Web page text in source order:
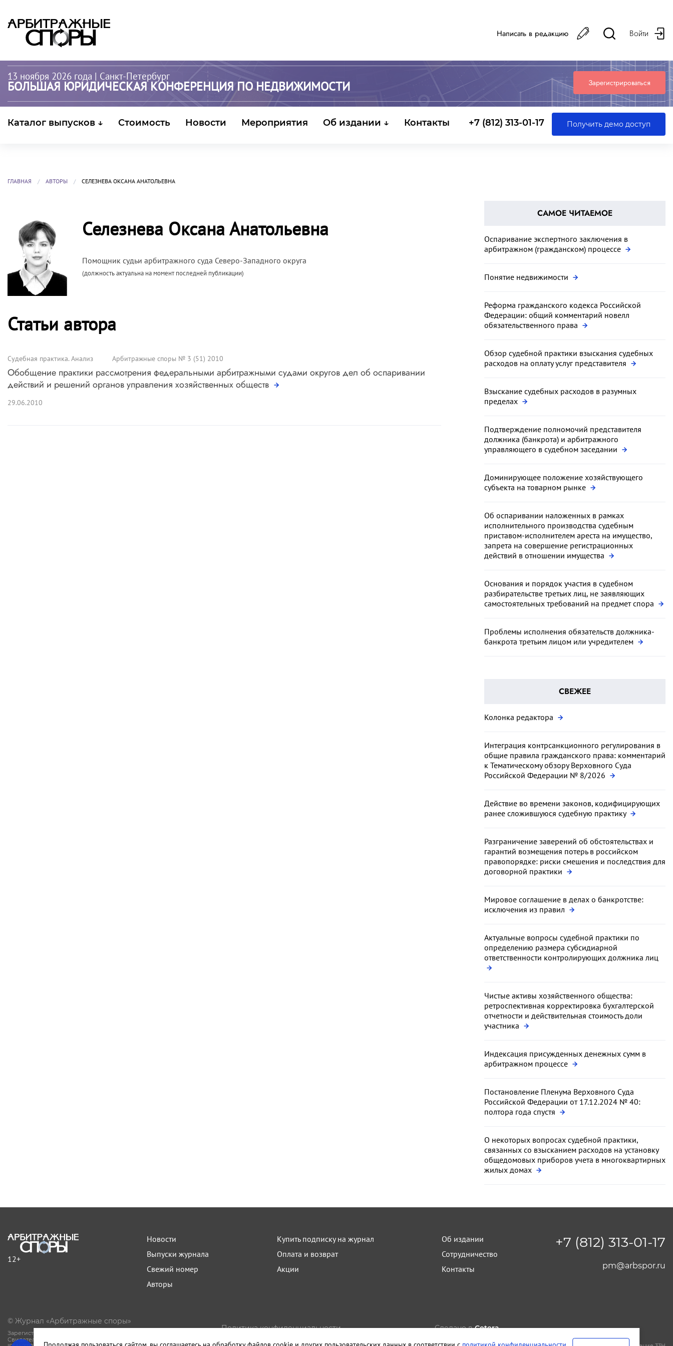
Написать в редакцию Войти
13 ноября 2026 года | Санкт-Петербург
БОЛЬШАЯ ЮРИДИЧЕСКАЯ КОНФЕРЕНЦИЯ ПО НЕДВИЖИМОСТИ Зарегистрироваться
Каталог выпусков ↓ Стоимость Новости Мероприятия Об издании ↓ Контакты +7 (812) 313-01-17 Получить демо доступ
ГЛАВНАЯ АВТОРЫ СЕЛЕЗНЕВА ОКСАНА АНАТОЛЬЕВНА
Селезнева Оксана Анатольевна
Помощник судьи арбитражного суда Северо-Западного округа
(должность актуальна на момент последней публикации)
Статьи автора
Судебная практика. Анализ Арбитражные споры № 3 (51) 2010
Обобщение практики рассмотрения федеральными арбитражными судами округов дел об оспаривании
действий и решений органов управления хозяйственных обществ
29.06.2010
САМОЕ ЧИТАЕМОЕ
Оспаривание экспертного заключения в
арбитражном (гражданском) процессе
Понятие недвижимости
Реформа гражданского кодекса Российской
Федерации: общий комментарий новелл
обязательственного права
Обзор судебной практики взыскания судебных
расходов на оплату услуг представителя
Взыскание судебных расходов в разумных
пределах
Подтверждение полномочий представителя
должника (банкрота) и арбитражного
управляющего в судебном заседании
Доминирующее положение хозяйствующего
субъекта на товарном рынке
Об оспаривании наложенных в рамках
исполнительного производства судебным
приставом-исполнителем ареста на имущество,
запрета на совершение регистрационных
действий в отношении имущества
Основания и порядок участия в судебном
разбирательстве третьих лиц, не заявляющих
самостоятельных требований на предмет спора
Проблемы исполнения обязательств должника-
банкрота третьим лицом или учредителем
СВЕЖЕЕ
Колонка редактора
Интеграция контрсанкционного регулирования в
общие правила гражданского права: комментарий
к Тематическому обзору Верховного Суда
Российской Федерации № 8/2026
Действие во времени законов, кодифицирующих
ранее сложившуюся судебную практику
Разграничение заверений об обстоятельствах и
гарантий возмещения потерь в российском
правопорядке: риски смешения и последствия для
договорной практики
Мировое соглашение в делах о банкротстве:
исключения из правил
Актуальные вопросы судебной практики по
определению размера субсидиарной
ответственности контролирующих должника лиц
Чистые активы хозяйственного общества:
ретроспективная корректировка бухгалтерской
отчетности и действительная стоимость доли
участника
Индексация присужденных денежных сумм в
арбитражном процессе
Постановление Пленума Верховного Суда
Российской Федерации от 17.12.2024 № 40:
полтора года спустя
О некоторых вопросах судебной практики,
связанных со взысканием расходов на установку
общедомовых приборов учета в многоквартирных
жилых домах
12+
Новости
Выпуски журнала
Свежий номер
Авторы
Купить подписку на журнал
Оплата и возврат
Акции
Об издании
Сотрудничество
Контакты
+7 (812) 313-01-17
pm@arbspor.ru
© Журнал «Арбитражные споры»
Зарегистрирован Роскомнадзором.
Свидетельство Эл № ФС77-81594 от 06.08.2021.
Политика конфиденциальности
Сделано вCetera